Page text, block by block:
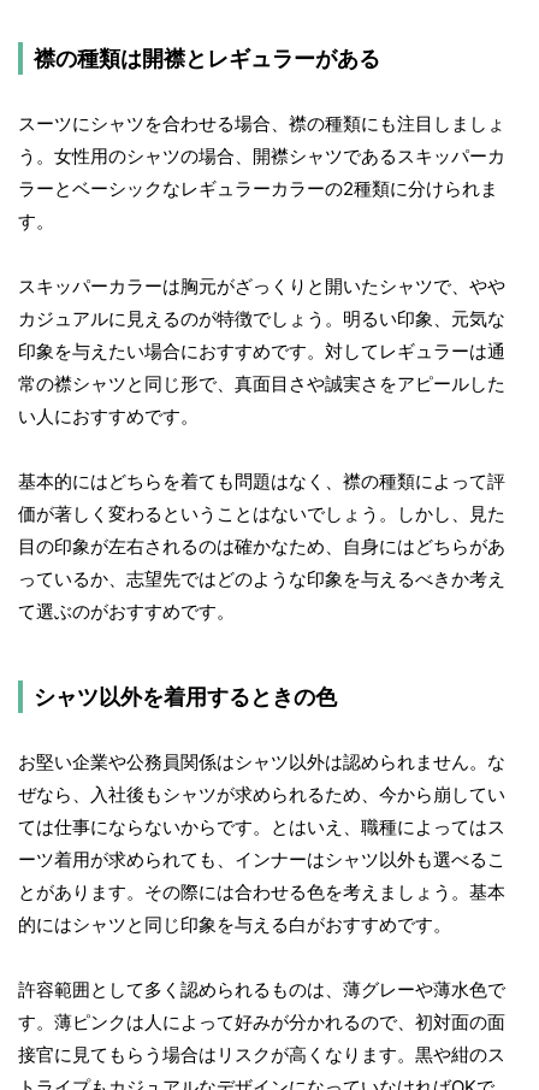
襟の種類は開襟とレギュラーがある
スーツにシャツを合わせる場合、襟の種類にも注目しましょ
う。女性用のシャツの場合、開襟シャツであるスキッパーカ
ラーとベーシックなレギュラーカラーの2種類に分けられま
す。
スキッパーカラーは胸元がざっくりと開いたシャツで、やや
カジュアルに見えるのが特徴でしょう。明るい印象、元気な
印象を与えたい場合におすすめです。対してレギュラーは通
常の襟シャツと同じ形で、真面目さや誠実さをアピールした
い人におすすめです。
基本的にはどちらを着ても問題はなく、襟の種類によって評
価が著しく変わるということはないでしょう。しかし、見た
目の印象が左右されるのは確かなため、自身にはどちらがあ
っているか、志望先ではどのような印象を与えるべきか考え
て選ぶのがおすすめです。
シャツ以外を着用するときの色
お堅い企業や公務員関係はシャツ以外は認められません。な
ぜなら、入社後もシャツが求められるため、今から崩してい
ては仕事にならないからです。とはいえ、職種によってはス
ーツ着用が求められても、インナーはシャツ以外も選べるこ
とがあります。その際には合わせる色を考えましょう。基本
的にはシャツと同じ印象を与える白がおすすめです。
許容範囲として多く認められるものは、薄グレーや薄水色で
す。薄ピンクは人によって好みが分かれるので、初対面の面
接官に見てもらう場合はリスクが高くなります。黒や紺のス